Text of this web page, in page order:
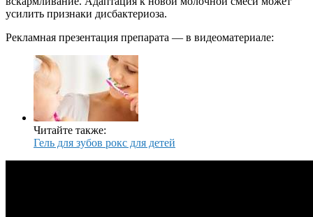
усилить признаки дисбактериоза.
Рекламная презентация препарата — в видеоматериале:
Читайте также:
Гель для зубов рокс для детей